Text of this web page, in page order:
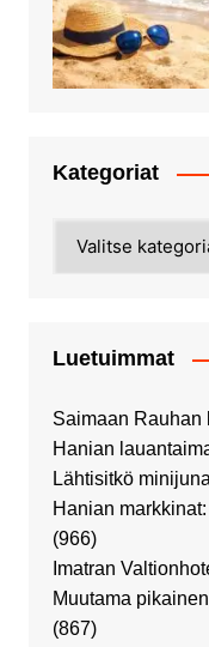
Kategoriat
Luetuimmat
Saimaan Rauhan
Hanian
Lähtisitkö
Hanian
(966)
Imatran
Muutama
(867)